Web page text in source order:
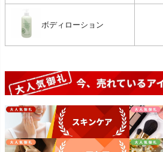
ボディローション